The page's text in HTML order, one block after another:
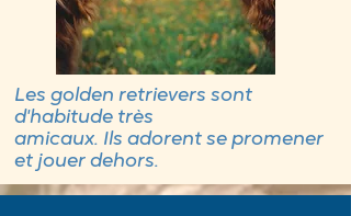
Les golden retrievers sont
d'habitude très
amicaux. Ils adorent se promener
et jouer dehors.